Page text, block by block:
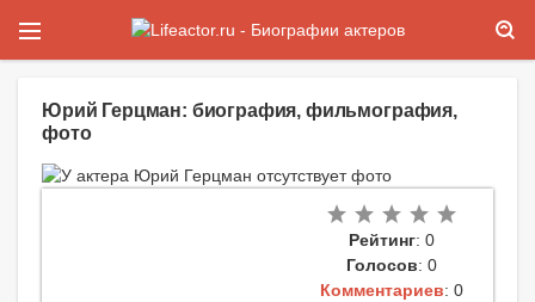
Юрий Герцман: биография, фильмография,
фото
Рейтинг: 0
Голосов: 0
Комментариев: 0